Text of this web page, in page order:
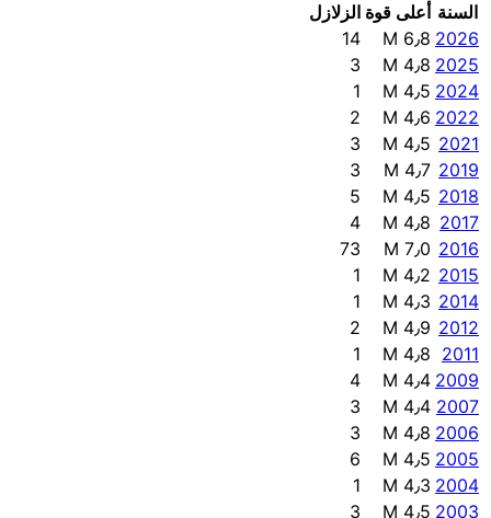
السنة أعلى قوة الزلازل
2026 M 6٫8
14
2025 M 4٫8
3
2024 M 4٫5
1
2022 M 4٫6
2
2021 M 4٫5
3
2019 M 4٫7
3
2018 M 4٫5
5
2017 M 4٫8
4
2016 M 7٫0
73
2015 M 4٫2
1
2014 M 4٫3
1
2012 M 4٫9
2
2011 M 4٫8
1
2009 M 4٫4
4
2007 M 4٫4
3
2006 M 4٫8
3
2005 M 4٫5
6
2004 M 4٫3
1
2003 M 4٫5
3